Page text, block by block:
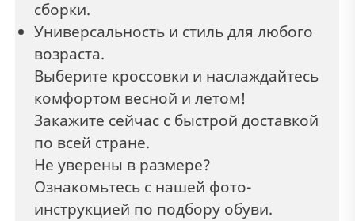
сборки.
Универсальность и стиль для любого
возраста.
Выберите кроссовки и наслаждайтесь
комфортом весной и летом!
Закажите сейчас с быстрой доставкой
по всей стране.
Не уверены в размере?
Ознакомьтесь с нашей фото-
инструкцией по подбору обуви.